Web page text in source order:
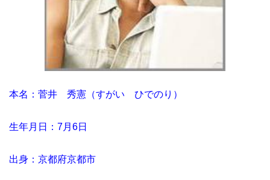
本名：菅井 秀憲（すがい ひでのり）
生年月日：7月6日
出身：京都府京都市